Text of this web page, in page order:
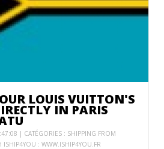
LOUIS VUITTON'S
IN PARIS
| CATÉGORIES : SHIPPING FROM
ISHIP4YOU : WWW.ISHIP4YOU.FR